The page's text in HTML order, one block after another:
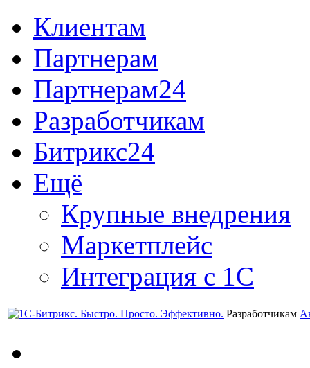
Клиентам
Партнерам
Партнерам24
Разработчикам
Битрикс24
Ещё
Крупные внедрения
Маркетплейс
Интеграция с 1С
Разработчикам